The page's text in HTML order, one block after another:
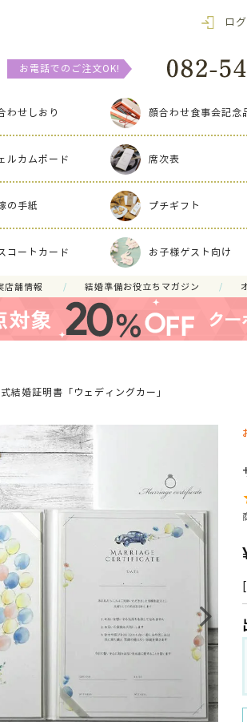
ロ
お電話でのご注文OK!
わせしおり 顔合わせ食事会記念
ルカムボード 席次表
の手紙 プチギフト
コートカード お子様ゲスト向け
店舗情報 結婚準備お役立ちマガジン
結婚証明書「ウェディングカー」
[